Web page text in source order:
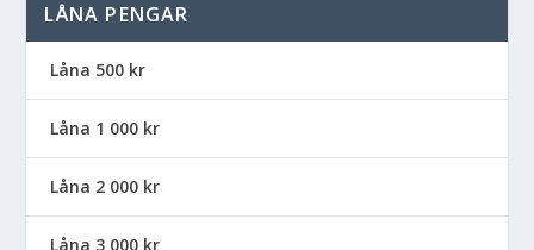
LÅNA PENGAR
Låna 500 kr
Låna 1 000 kr
Låna 2 000 kr
Låna 3 000 kr